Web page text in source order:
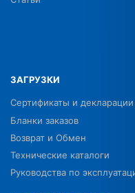
ЗАГРУЗКИ
Сертификаты и декларации
Бланки заказов
Возврат и Обмен
Технические каталоги
Руководства по